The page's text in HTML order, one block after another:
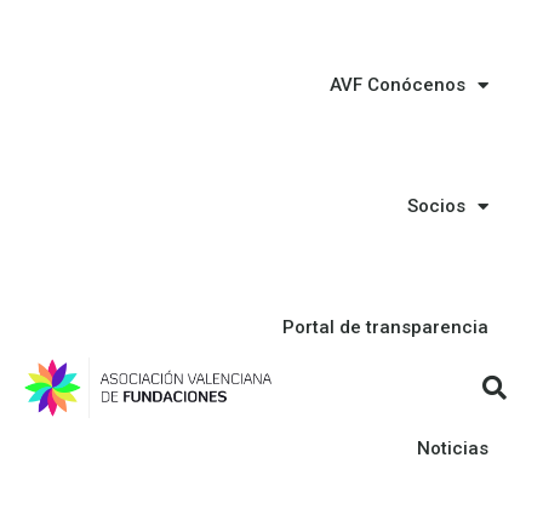
AVF Conócenos
Socios
Portal de transparencia
Noticias